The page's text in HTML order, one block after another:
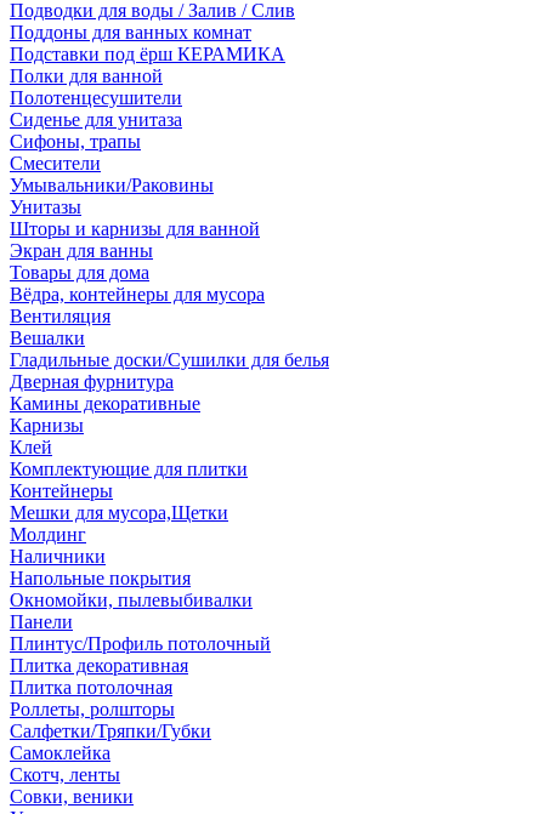
Подводки для воды / Залив / Слив
Поддоны для ванных комнат
Подставки под ёрш КЕРАМИКА
Полки для ванной
Полотенцесушители
Сиденье для унитаза
Сифоны, трапы
Смесители
Умывальники/Раковины
Унитазы
Шторы и карнизы для ванной
Экран для ванны
Товары для дома
Вёдра, контейнеры для мусора
Вентиляция
Вешалки
Гладильные доски/Сушилки для белья
Дверная фурнитура
Камины декоративные
Карнизы
Клей
Комплектующие для плитки
Контейнеры
Мешки для мусора,Щетки
Молдинг
Наличники
Напольные покрытия
Окномойки, пылевыбивалки
Панели
Плинтус/Профиль потолочный
Плитка декоративная
Плитка потолочная
Роллеты, ролшторы
Салфетки/Тряпки/Губки
Самоклейка
Скотч, ленты
Совки, веники